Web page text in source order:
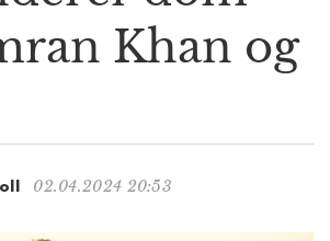
a
t
Khan og
02.04.2024 20:53